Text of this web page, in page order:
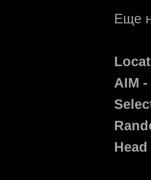
Еще
AIM